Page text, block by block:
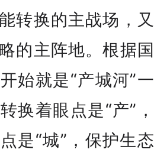
转换的主战场，又
的主阵地。根据国
始就是“产城河”一
换着眼点是“产”，
是“城”，保护生态